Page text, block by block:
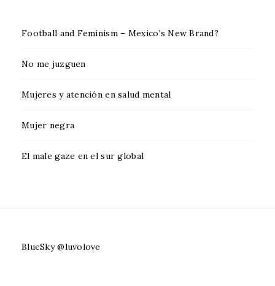
Football and Feminism – Mexico’s New Brand?
No me juzguen
Mujeres y atención en salud mental
Mujer negra
El male gaze en el sur global
BlueSky @luvolove